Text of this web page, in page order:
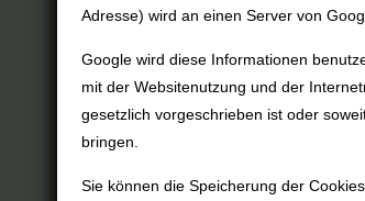
Adresse) wird an einen Server von
Google wird diese Informationen
mit der Websitenutzung und der
gesetzlich vorgeschrieben ist oder
bringen.
Sie können die Speicherung der